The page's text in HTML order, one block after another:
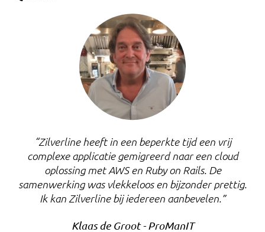
“Zilverline heeft in een beperkte tijd een vrij
complexe applicatie gemigreerd naar een cloud
oplossing met AWS en Ruby on Rails. De
samenwerking was vlekkeloos en bijzonder prettig.
Ik kan Zilverline bij iedereen aanbevelen.”
Klaas de Groot - ProManIT